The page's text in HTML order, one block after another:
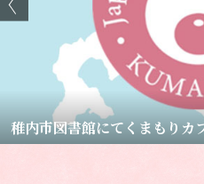
稚内市図書館にてくまもりカ